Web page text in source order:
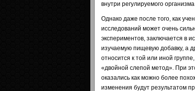
внутри регулируемого
Однако даже после того, как
исследований может очень
экспериментов, заключается в
изучаемую пищевую добавку, а
относится к той или иной
«двойной слепой метод». При
оказались как можно более
изменения будут результатом